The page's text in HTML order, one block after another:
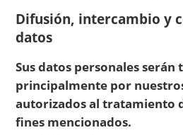
Difusión, intercambio y
datos
Sus datos personales serán
principalmente por
autorizados al tratamiento
fines mencionados.